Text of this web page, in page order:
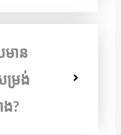
មាន
រង់
?